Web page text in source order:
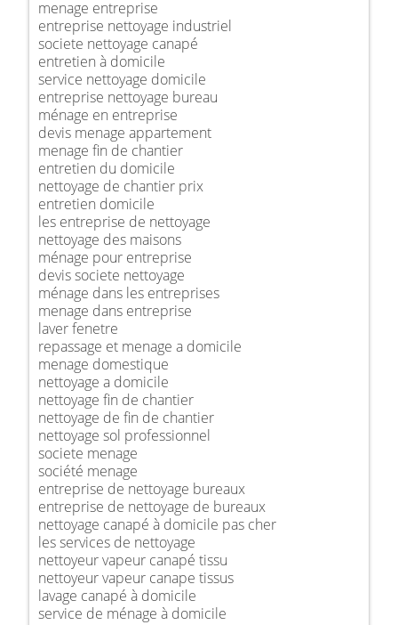
menage entreprise
entreprise nettoyage industriel
societe nettoyage canapé
entretien à domicile
service nettoyage domicile
entreprise nettoyage bureau
ménage en entreprise
devis menage appartement
menage fin de chantier
entretien du domicile
nettoyage de chantier prix
entretien domicile
les entreprise de nettoyage
nettoyage des maisons
ménage pour entreprise
devis societe nettoyage
ménage dans les entreprises
menage dans entreprise
laver fenetre
repassage et menage a domicile
menage domestique
nettoyage a domicile
nettoyage fin de chantier
nettoyage de fin de chantier
nettoyage sol professionnel
societe menage
société menage
entreprise de nettoyage bureaux
entreprise de nettoyage de bureaux
nettoyage canapé à domicile pas cher
les services de nettoyage
nettoyeur vapeur canapé tissu
nettoyeur vapeur canape tissus
lavage canapé à domicile
service de ménage à domicile